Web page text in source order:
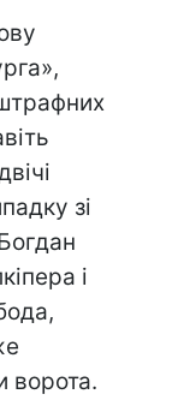
зі
і
ворота.